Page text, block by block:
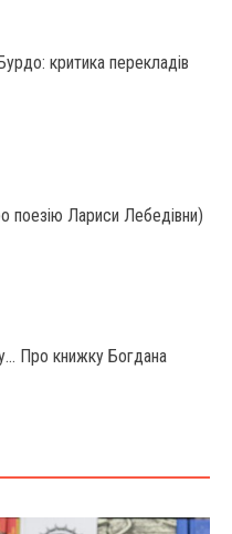
критика перекладів
поезію Лариси Лебедівни)
Про книжку Богдана